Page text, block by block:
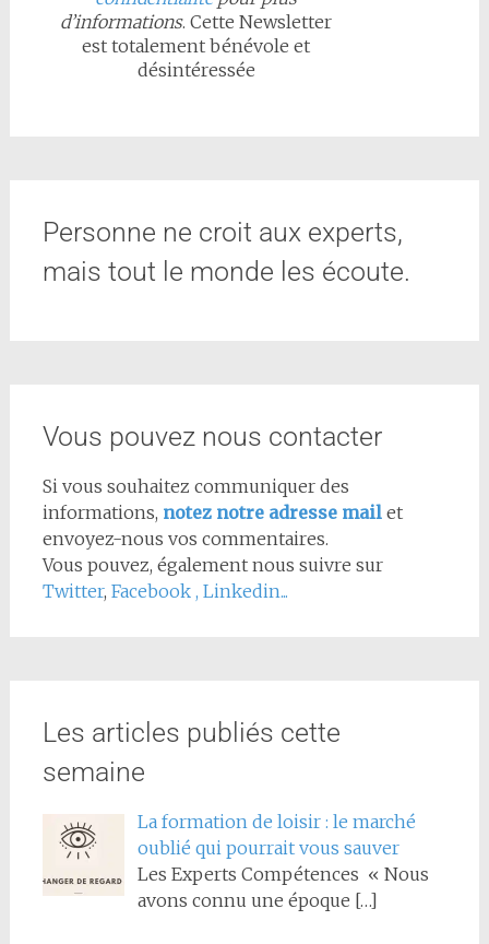
d’informations. Cette Newsletter
est totalement bénévole et
désintéressée
Personne ne croit aux experts,
mais tout le monde les écoute.
Vous pouvez nous contacter
Si vous souhaitez communiquer des
informations, notez notre adresse mail et
envoyez-nous vos commentaires.
Vous pouvez, également nous suivre sur
Twitter, Facebook , Linkedin...
Les articles publiés cette
semaine
La formation de loisir : le marché
oublié qui pourrait vous sauver
Les Experts Compétences « Nous
avons connu une époque […]